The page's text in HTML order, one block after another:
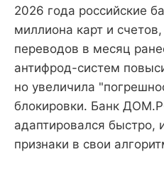
2026 года российские
миллиона карт и
переводов в месяц
антифрод-систем
но увеличила
блокировки. Банк
адаптировался быстро,
признаки в свои